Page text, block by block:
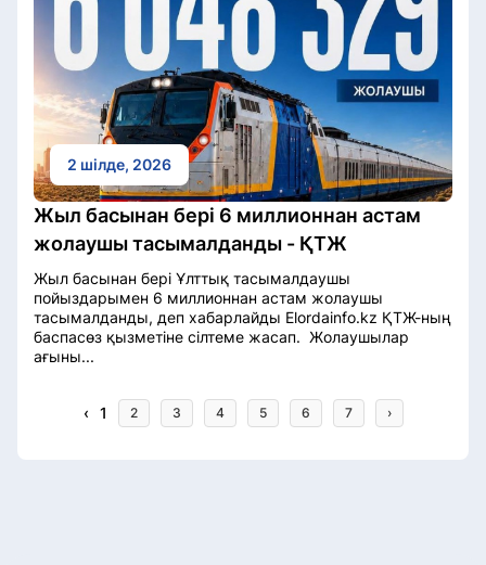
2 шілде, 2026
Жыл басынан бері 6 миллионнан астам
жолаушы тасымалданды - ҚТЖ
Жыл басынан бері Ұлттық тасымалдаушы
пойыздарымен 6 миллионнан астам жолаушы
тасымалданды, деп хабарлайды Elordainfo.kz ҚТЖ-ның
баспасөз қызметіне сілтеме жасап. Жолаушылар
ағыны...
‹ 1 2 3 4 5 6 7 ›